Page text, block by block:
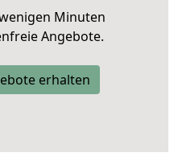
Minuten
Angebote.
erhalten